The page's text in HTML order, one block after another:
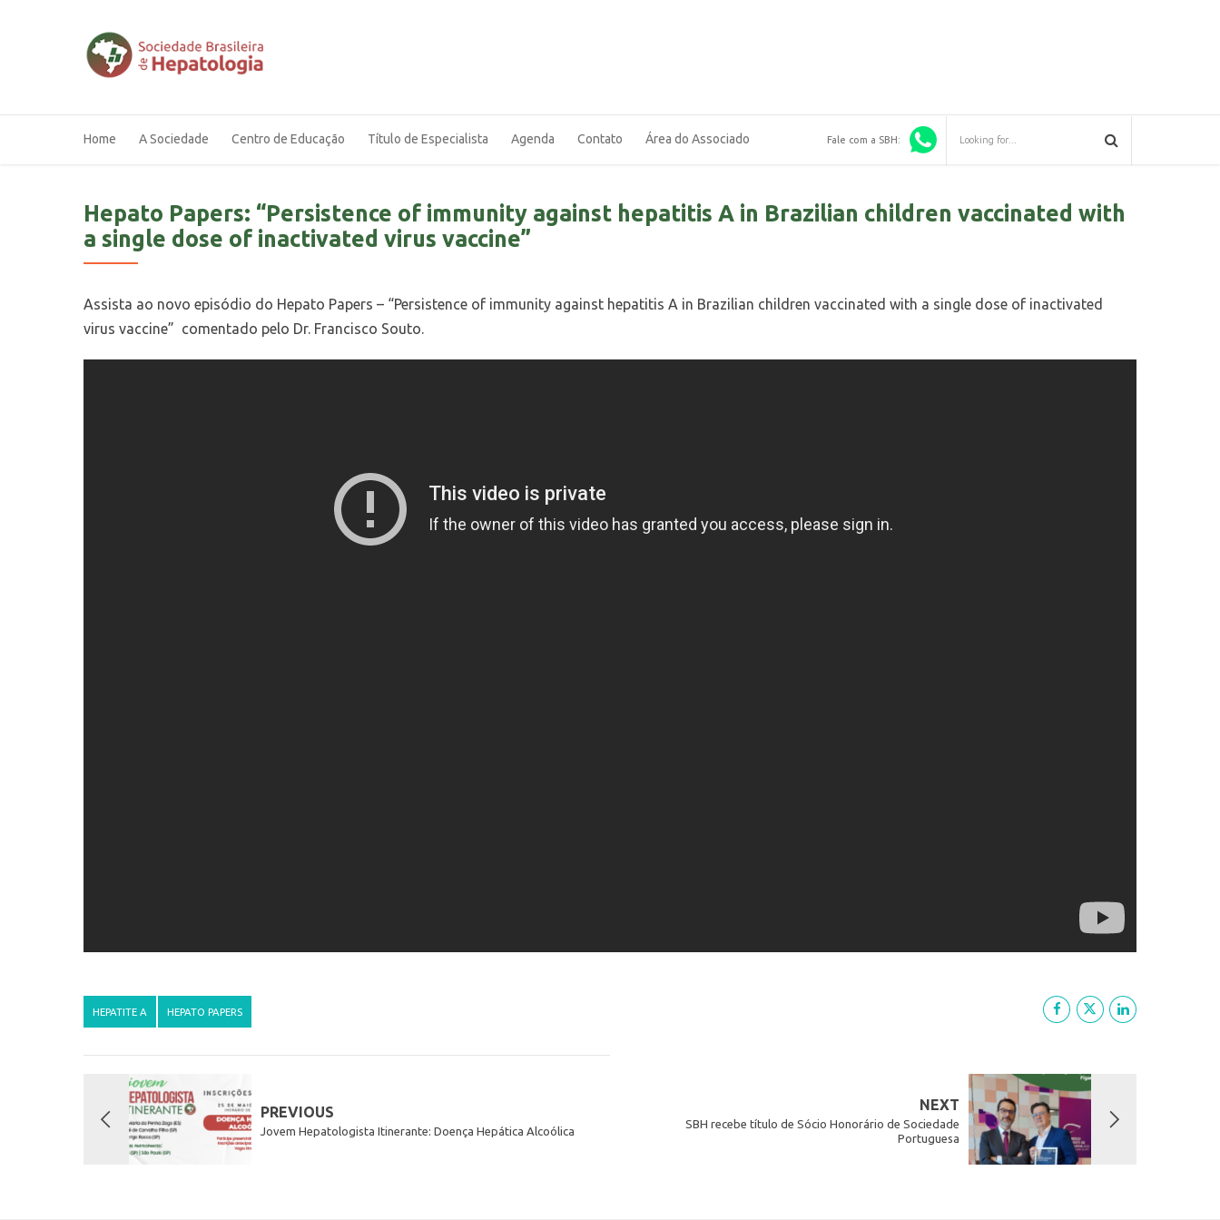
Fale com a SBH:
Home A Sociedade Centro de Educação Título de Especialista Agenda Contato Área do Associado
Hepato Papers: “Persistence of immunity against hepatitis A in Brazilian children vaccinated with
a single dose of inactivated virus vaccine”
Assista ao novo episódio do Hepato Papers – “Persistence of immunity against hepatitis A in Brazilian children vaccinated with a single dose of inactivated
virus vaccine” comentado pelo Dr. Francisco Souto.
HEPATITE A HEPATO PAPERS
PREVIOUS
Jovem Hepatologista Itinerante: Doença Hepática Alcoólica
NEXT
SBH recebe título de Sócio Honorário de Sociedade
Portuguesa